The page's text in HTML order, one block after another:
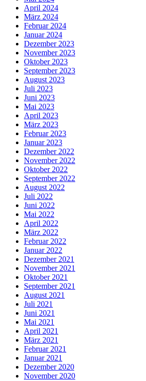
April 2024
März 2024
Februar 2024
Januar 2024
Dezember 2023
November 2023
Oktober 2023
September 2023
August 2023
Juli 2023
Juni 2023
Mai 2023
April 2023
März 2023
Februar 2023
Januar 2023
Dezember 2022
November 2022
Oktober 2022
September 2022
August 2022
Juli 2022
Juni 2022
Mai 2022
April 2022
März 2022
Februar 2022
Januar 2022
Dezember 2021
November 2021
Oktober 2021
September 2021
August 2021
Juli 2021
Juni 2021
Mai 2021
April 2021
März 2021
Februar 2021
Januar 2021
Dezember 2020
November 2020